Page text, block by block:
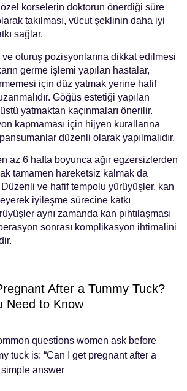
özel korselerin doktorun önerdiği süre
takılması, vücut şeklinin daha iyi
sağlar.
ve oturuş pozisyonlarına dikkat edilmesi
germe işlemi yapılan hastalar,
için düz yatmak yerine hafif
Göğüs estetiği yapılan
yatmaktan kaçınmaları önerilir.
kapmaması için hijyen kurallarına
düzenli olarak yapılmalıdır.
az 6 hafta boyunca ağır egzersizlerden
tamamen hareketsiz kalmak da
ve hafif tempolu yürüyüşler, kan
iyileşme sürecine katkı
aynı zamanda kan pıhtılaşması
sonrası komplikasyon ihtimalini
After a Tummy Tuck?
Need to Know
questions women ask before
tuck is: “Can I get pregnant after a
simple answer